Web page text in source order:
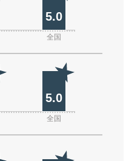
5.0
全国
5.0
全国